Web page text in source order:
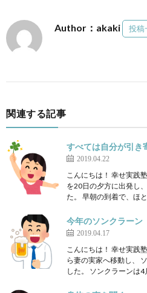
Author：akaki 投稿
関連する記事
すべては自分が引き
2019.04.22
こんにちは！ 幸せ実践
を20日の夕方に出発し
た。 早朝の到着で、ほ
今年のソンクラーン
2019.04.17
こんにちは！ 幸せ実践
ら妻の実家へ移動し、
した。 ソンクラーンは